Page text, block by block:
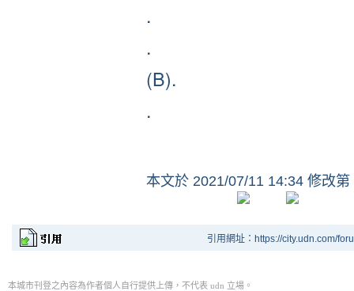
.
.
(B).
.
本文於 2021/07/11 14:34 修改第
引用網址：https://city.udn.com/
本城市刊登之內容為作者個人自行提供上傳，不代表 udn 立場。